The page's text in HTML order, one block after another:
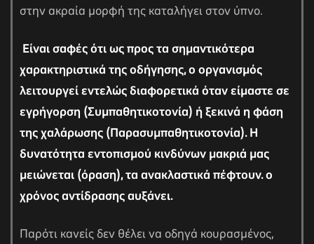
στην ακραία μορφή της καταλήγει στον ύπνο.
Είναι σαφές ότι ως προς τα σημαντικότερα
χαρακτηριστικά της οδήγησης, ο οργανισμός
λειτουργεί εντελώς διαφορετικά όταν είμαστε σε
εγρήγορση (Συμπαθητικοτονία) ή ξεκινά η φάση
της χαλάρωσης (Παρασυμπαθητικοτονία). Η
δυνατότητα εντοπισμού κινδύνων μακριά μας
μειώνεται (όραση), τα ανακλαστικά πέφτουν. ο
χρόνος αντίδρασης αυξάνει.
Παρότι κανείς δεν θέλει να οδηγά κουρασμένος,